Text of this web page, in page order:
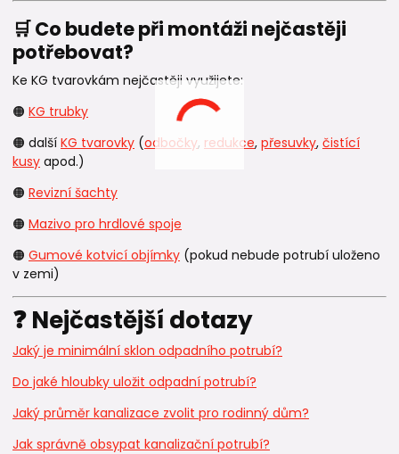
🛒 Co budete při montáži nejčastěji
potřebovat?
Ke KG tvarovkám nejčastěji využijete:
🟠 KG trubky
🟠 další KG tvarovky (odbočky, redukce, přesuvky, čistící
kusy apod.)
🟠 Revizní šachty
🟠 Mazivo pro hrdlové spoje
🟠 Gumové kotvicí objímky (pokud nebude potrubí uloženo
v zemi)
❓ Nejčastější dotazy
Jaký je minimální sklon odpadního potrubí?
Do jaké hloubky uložit odpadní potrubí?
Jaký průměr kanalizace zvolit pro rodinný dům?
Jak správně obsypat kanalizační potrubí?